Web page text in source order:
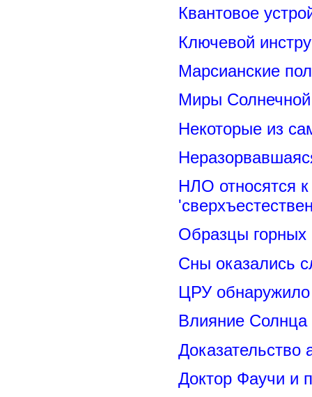
Квантовое
Ключевой
Марсианские
Миры
Некоторые из
НЛО относятся к
Образцы горных
Сны оказались
ЦРУ обнаружило
Влияние
Доказательство
Доктор Фаучи и